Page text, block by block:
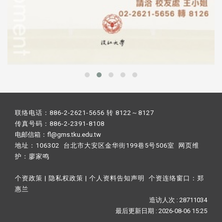
联络电话：886-2-2621-5656 转 8122～8127
传真号码：886-2-2391-8108
电邮信箱：fl@gms.tku.edu.tw
地址：106302 台北市大安区金华街199巷5号506室 网页维
护： 廖家鸣​
个资政策 | 隐私权政策 | 个人资料告知声明 个资连络窗口： 郑
惠兰
造访人次 : 28711034
最后更新日期 :2026-08-06 15:25